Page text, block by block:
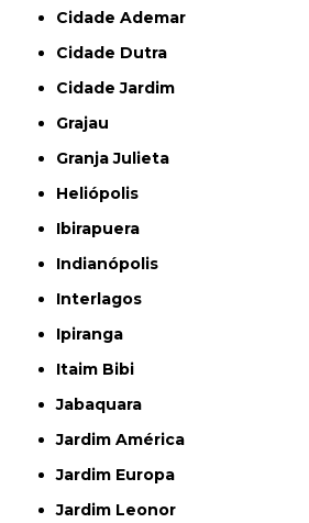
Cidade Ademar
Cidade Dutra
Cidade Jardim
Grajau
Granja Julieta
Heliópolis
Ibirapuera
Indianópolis
Interlagos
Ipiranga
Itaim Bibi
Jabaquara
Jardim América
Jardim Europa
Jardim Leonor